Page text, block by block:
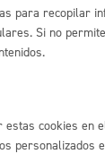
atrás
para recopilar
Si no
estas cookies
personalizados